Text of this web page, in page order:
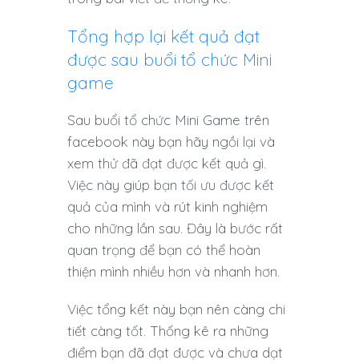
Tổng hợp lại kết quả đạt
được sau buổi tổ chức Mini
game
Sau buổi tổ chức Mini Game trên
facebook này bạn hãy ngồi lại và
xem thử đã đạt được kết quả gì.
Việc này giúp bạn tối ưu được kết
quả của mình và rút kinh nghiệm
cho những lần sau. Đây là bước rất
quan trọng để bạn có thể hoàn
thiện mình nhiều hơn và nhanh hơn.
Việc tổng kết này bạn nên càng chi
tiết càng tốt. Thống kê ra những
điểm bạn đã đạt được và chưa dạt